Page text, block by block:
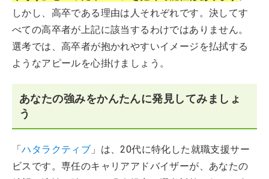
しかし、高卒である理由は人それぞれです。決してす
べての高卒者が上記に該当するわけではありません。
選考では、高卒者が抱かれやすいイメージを払拭する
ようなアピールを心掛けましょう。
あなたの強みをかんたんに発見してみましょ
う
「ハタラクティブ 」は、20代に特化した就職支援サー
ビスです。専任のキャリアアドバイザーが、あなたの